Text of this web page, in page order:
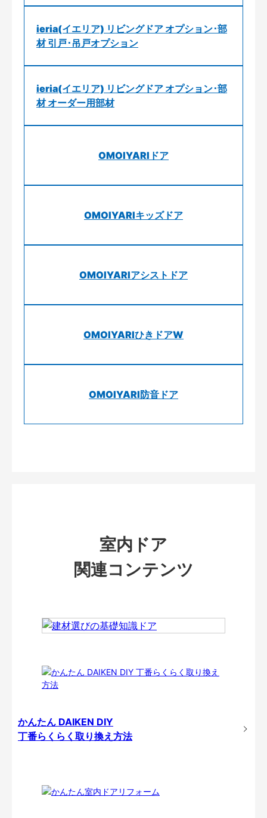
ieria(イエリア) リビングドア オプション･部
材 引戸･吊戸オプション
ieria(イエリア) リビングドア オプション･部
材 オーダー用部材
OMOIYARIドア
OMOIYARIキッズドア
OMOIYARIアシストドア
OMOIYARIひきドアW
OMOIYARI防音ドア
室内ドア
関連コンテンツ
かんたん DAIKEN DIY
丁番らくらく取り換え方法